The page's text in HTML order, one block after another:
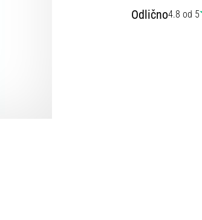
Odlično4.8 od 5